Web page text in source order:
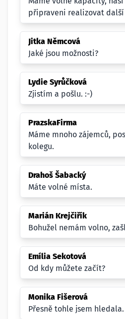
připraveni realizovat další
Jitka Němcová
Jaké jsou možnosti?
Lydie Syrůčková
Zjistím a pošlu. :-)
PrazskaFirma
Máme mnoho zájemců,
kolegu.
Drahoš Šabacký
Máte volné místa.
Marián Krejčiřík
Bohužel nemám volno,
Emília Sekotová
Od kdy můžete začít?
Monika Fišerová
Přesně tohle jsem hledala.